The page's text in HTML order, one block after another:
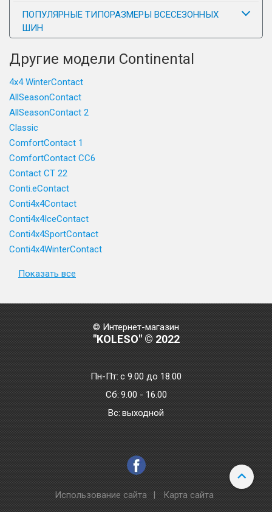
ПОПУЛЯРНЫЕ ТИПОРАЗМЕРЫ ВСЕСЕЗОННЫХ
ШИН
Другие модели Continental
4x4 WinterContact
AllSeasonContact
AllSeasonContact 2
Classic
ComfortContact 1
ComfortContact CC6
Contact CT 22
Conti.eContact
Conti4x4Contact
Conti4x4IceContact
Conti4x4SportContact
Conti4x4WinterContact
Показать все
© Интернет-магазин
"KOLESO" © 2022
Пн-Пт:с 9.00 до 18.00
Сб: 9.00 - 16.00
Bc: выходной
Использование сайта | Карта сайта